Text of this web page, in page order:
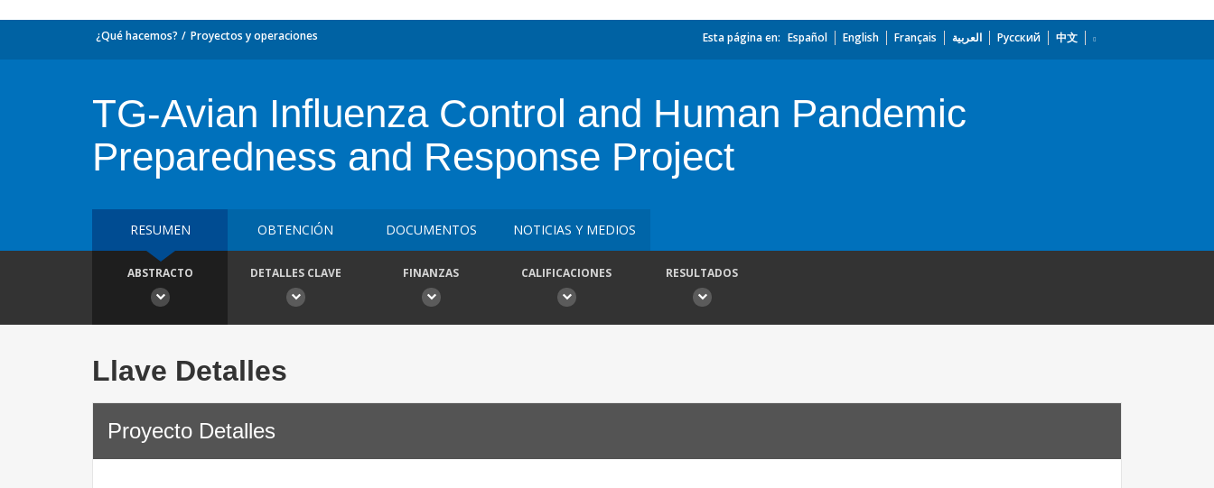
¿Qué hacemos? Proyectos y operaciones Esta página en: Español English Français العربية Русский 中文
TG-Avian Influenza Control and Human Pandemic
Preparedness and Response Project
RESUMEN OBTENCIÓN DOCUMENTOS NOTICIAS Y MEDIOS
ABSTRACTO DETALLES CLAVE FINANZAS CALIFICACIONES RESULTADOS
Llave Detalles
Proyecto Detalles